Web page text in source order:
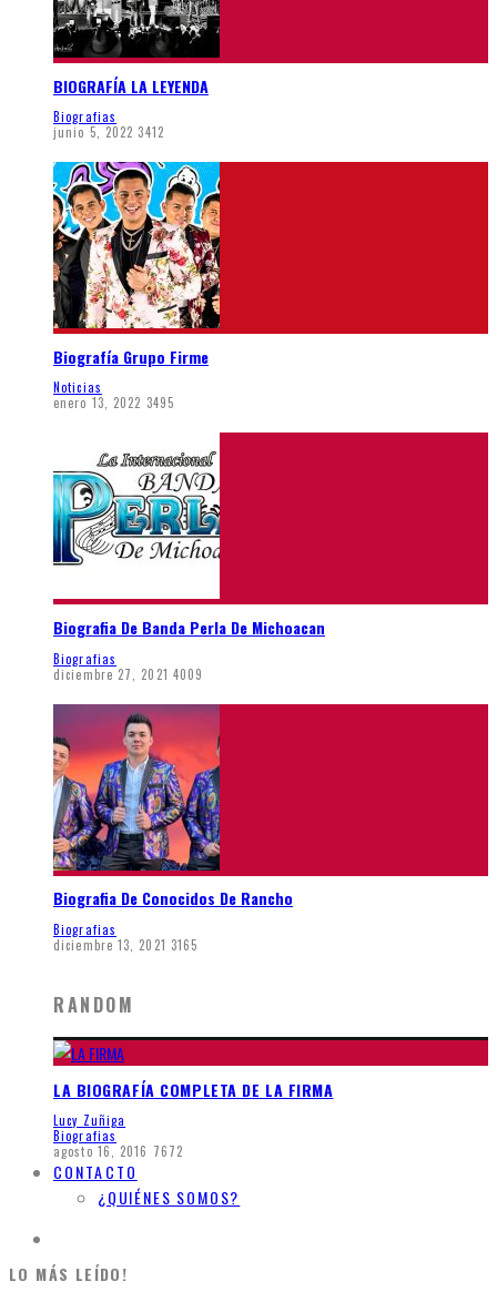
BIOGRAFÍA LA LEYENDA
Biografias
junio 5, 2022 3412
Biografía Grupo Firme
Noticias
enero 13, 2022 3495
Biografia De Banda Perla De Michoacan
Biografias
diciembre 27, 2021 4009
Biografia De Conocidos De Rancho
Biografias
diciembre 13, 2021 3165
RANDOM
LA BIOGRAFÍA COMPLETA DE LA FIRMA
Lucy Zuñiga
Biografias
agosto 16, 2016 7672
CONTACTO
¿QUIÉNES SOMOS?
LO MÁS LEÍDO!